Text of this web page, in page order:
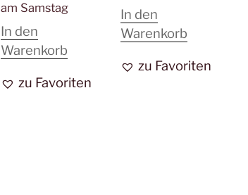
am Samstag
In den
Warenkorb
zu Favoriten
In den
Warenkorb
zu Favoriten